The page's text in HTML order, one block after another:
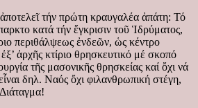
τήν πρώτη κραυγαλέα ἀπάτη: Τό
κατά τήν ἔγκρισιν τοῦ Ἱδρύματος,
περιθάλψεως ἐνδεῶν, ὡς κέντρο
ἀρχῆς κτίριο θρησκευτικό μέ σκοπό
τῆς μασονικῆς θρησκείας καί ὄχι νά
δηλ. Ναός ὄχι φιλανθρωπική στέγη,